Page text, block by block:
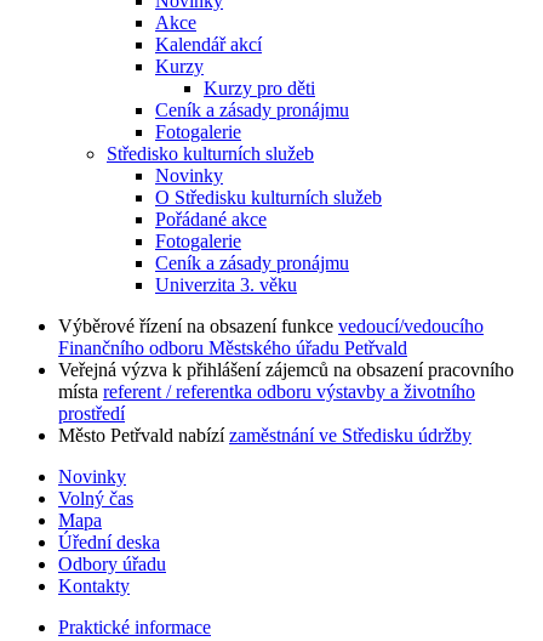
Akce
Kalendář akcí
Kurzy
Kurzy pro děti
Ceník a zásady pronájmu
Fotogalerie
Středisko kulturních služeb
Novinky
O Středisku kulturních služeb
Pořádané akce
Fotogalerie
Ceník a zásady pronájmu
Univerzita 3. věku
Výběrové řízení na obsazení funkce vedoucí/vedoucího
Finančního odboru Městského úřadu Petřvald
Veřejná výzva k přihlášení zájemců na obsazení pracovního
místa referent / referentka odboru výstavby a životního
prostředí
Město Petřvald nabízízaměstnání ve Středisku údržby
Novinky
Volný čas
Mapa
Úřední deska
Odbory úřadu
Kontakty
Praktické informace